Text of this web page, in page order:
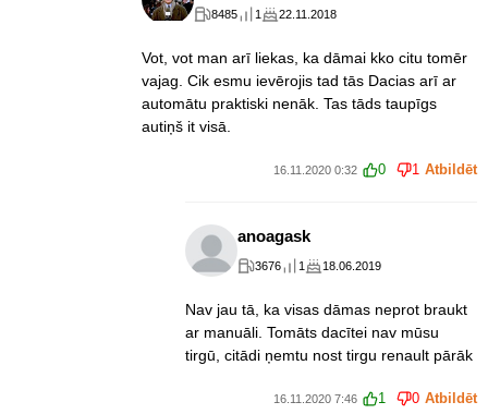
8485 1 22.11.2018
Vot, vot man arī liekas, ka dāmai kko citu tomēr
vajag. Cik esmu ievērojis tad tās Dacias arī ar
automātu praktiski nenāk. Tas tāds taupīgs
autiņš it visā.
16.11.2020 0:32 0 1 Atbildēt
anoagask
3676 1 18.06.2019
Nav jau tā, ka visas dāmas neprot braukt
ar manuāli. Tomāts dacītei nav mūsu
tirgū, citādi ņemtu nost tirgu renault pārāk
16.11.2020 7:46 1 0 Atbildēt